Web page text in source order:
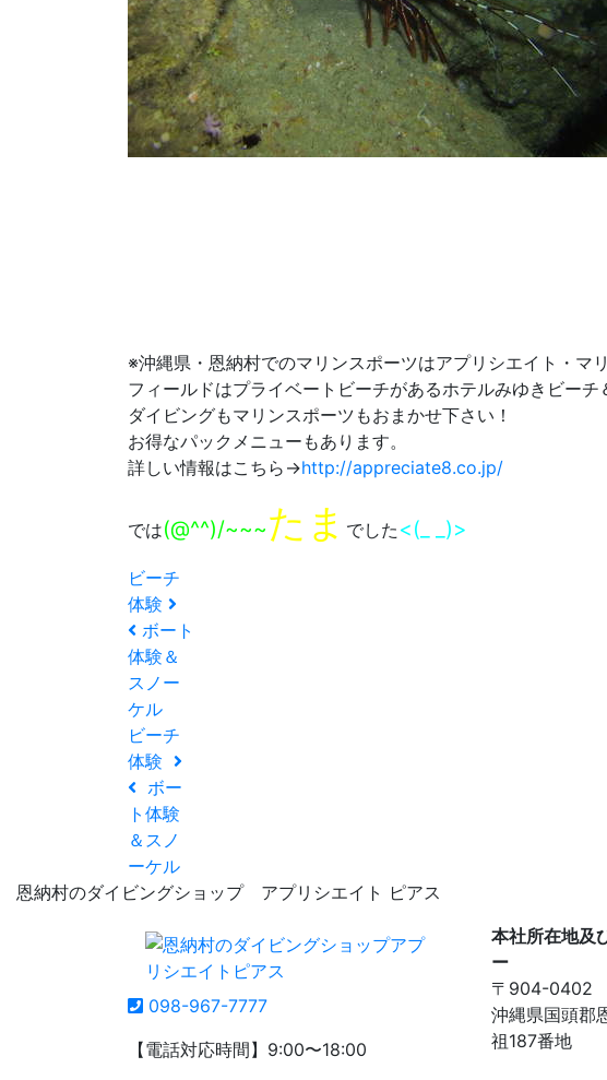
※沖縄県・恩納村でのマリンスポーツはアプリシエイト・マ
フィールドはプライベートビーチがあるホテルみゆきビーチ
ダイビングもマリンスポーツもおまかせ下さい！
お得なパックメニューもあります。
詳しい情報はこちら→http://appreciate8.co.jp/
では(@^^)/~~~たま でした <(_ _)>
ビーチ
体験
ボート
体験＆
スノー
ケル
ビーチ
体験
ボー
ト体験
＆スノ
ーケル
恩納村のダイビングショップ アプリシエイト ピアス
098-967-7777
【電話対応時間】9:00〜18:00
本社所在地及
ー
〒904-0402
沖縄県国頭郡
祖187番地